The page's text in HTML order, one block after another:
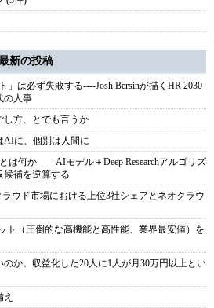
新の投稿
」は必ず失敗する----Josh Bersinが描くHR 2030
の人事
し方、とでも言うか
AIに、個別は人間に
は何か――AIモデル＋Deep Researchアルゴリズ
候補を逆算する
ウド市場における上位3社シェアとネオクラウ
ト（圧倒的な高機能と高性能、業界最安値）を
のか。収益化した20人に1人が月30万円以上とい